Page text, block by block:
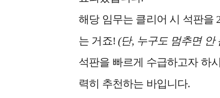
해당 임무는 클리어 시 석판을
는 거죠!(단, 누구도 멈추면 안
석판을 빠르게 수급하고자 하
력히 추천하는 바입니다.